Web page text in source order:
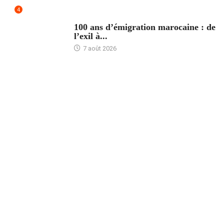
4
100 ans d’émigration marocaine : de
l’exil à...
7 août 2026